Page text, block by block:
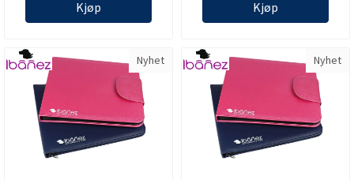
Kjøp Kjøp
Nyhet Nyhet